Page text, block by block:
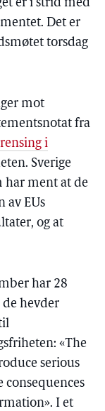
er i strid med
Det er
torsdag
mot
fra
i
Sverige
har ment at de
av EUs
og at
har 28
de hevder
«The
serious
consequences
I et